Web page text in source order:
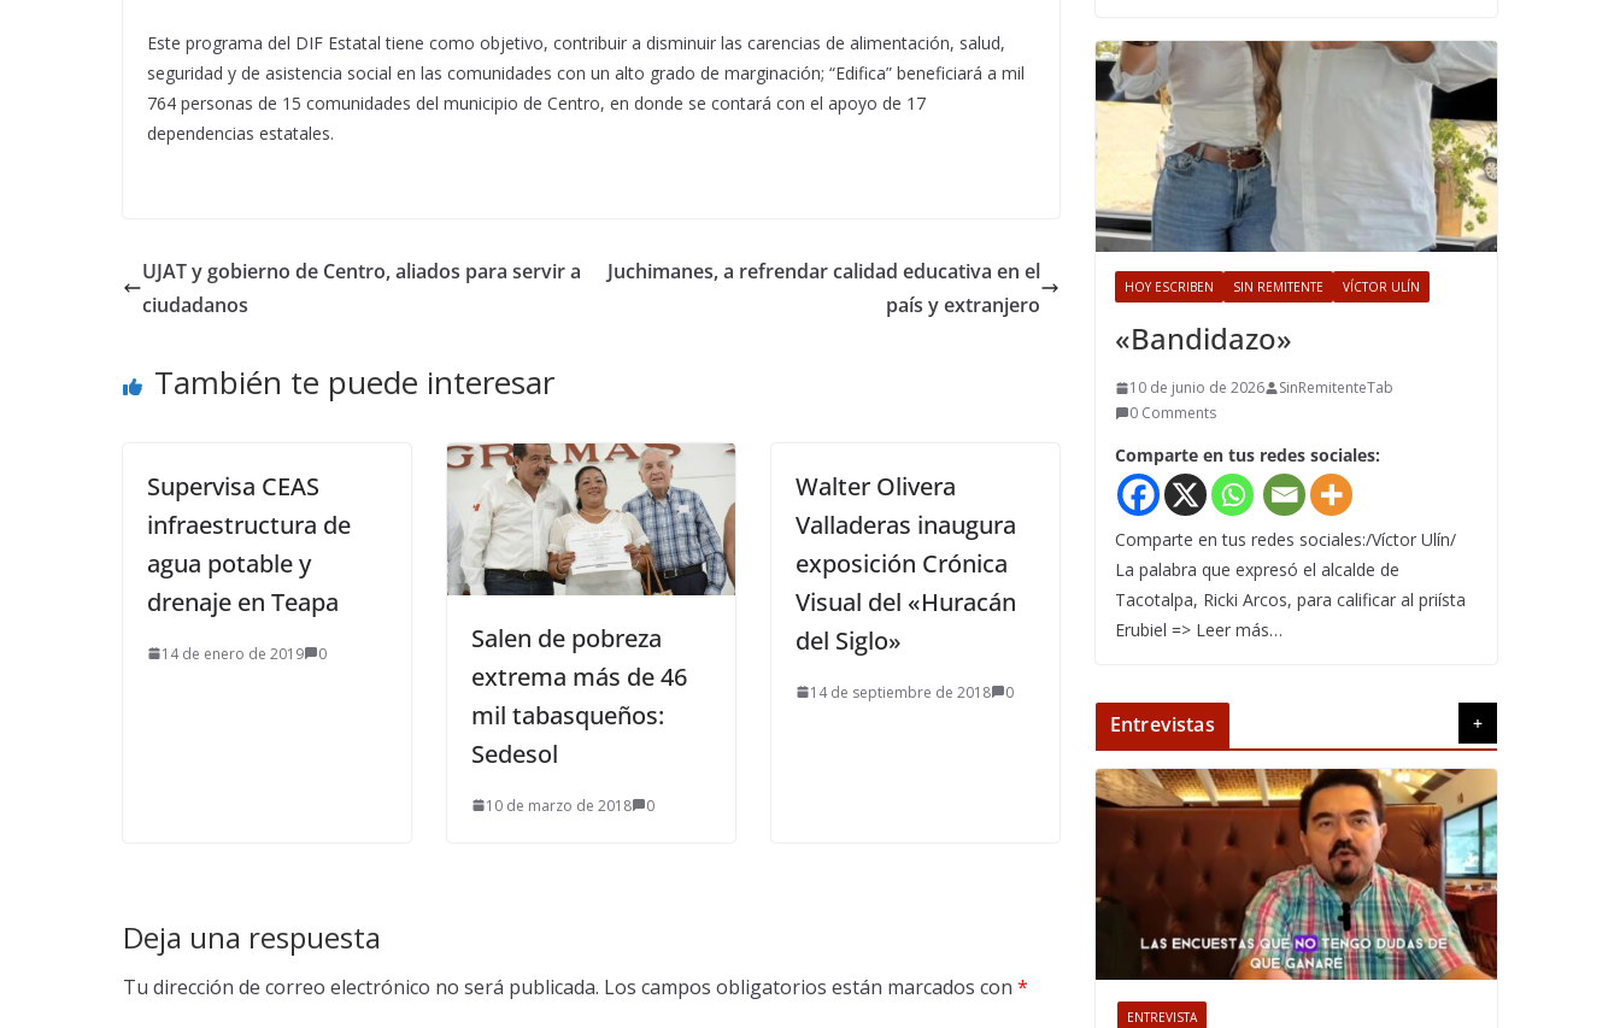
Este programa del DIF Estatal tiene como objetivo, contribuir a disminuir las carencias de alimentación, salud,
seguridad y de asistencia social en las comunidades con un alto grado de marginación; “Edifica” beneficiará a mil
764 personas de 15 comunidades del municipio de Centro, en donde se contará con el apoyo de 17
dependencias estatales.
UJAT y gobierno de Centro, aliados para servir a
ciudadanos
Juchimanes, a refrendar calidad educativa en el
país y extranjero
También te puede interesar
Supervisa CEAS
infraestructura de
agua potable y
drenaje en Teapa
14 de enero de 2019 0
Salen de pobreza
extrema más de 46
mil tabasqueños:
Sedesol
10 de marzo de 2018 0
Walter Olivera
Valladeras inaugura
exposición Crónica
Visual del «Huracán
del Siglo»
14 de septiembre de 2018 0
Deja una respuesta
Tu dirección de correo electrónico no será publicada. Los campos obligatorios están marcados con *
HOY ESCRIBEN SIN REMITENTE VÍCTOR ULÍN
«Bandidazo»
10 de junio de 2026
SinRemitenteTab
0 Comments
Comparte en tus redes sociales:
Comparte en tus redes sociales:/Víctor Ulín/
La palabra que expresó el alcalde de
Tacotalpa, Ricki Arcos, para calificar al priísta
Erubiel => Leer más…
Entrevistas +
ENTREVISTA